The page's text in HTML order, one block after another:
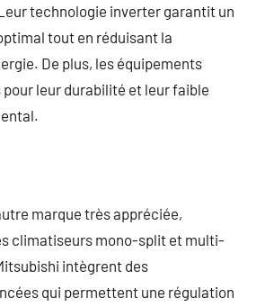
technologie inverter garantit un
tout en réduisant la
De plus, les équipements
leur durabilité et leur faible
marque très appréciée,
climatiseurs mono-split et multi-
intègrent des
qui permettent une régulation